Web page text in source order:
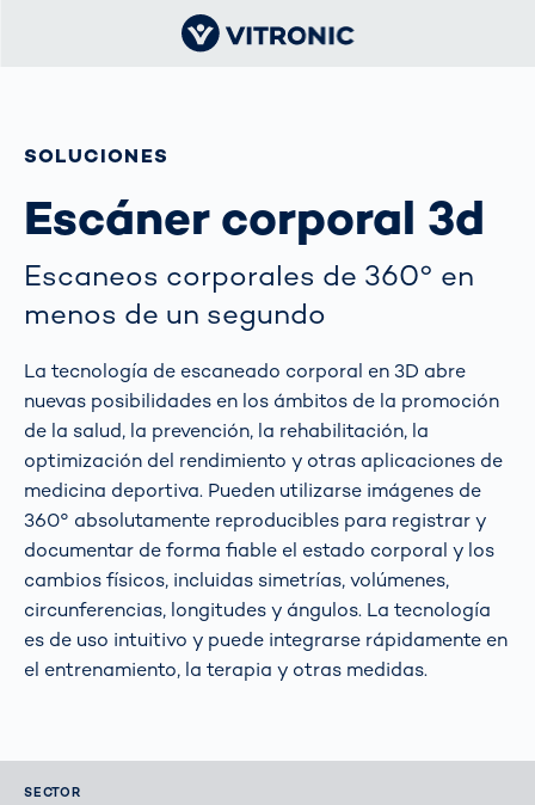
SOLUCIONES
Escáner corporal 3d
Escaneos corporales de 360° en
menos de un segundo
La tecnología de escaneado corporal en 3D abre
nuevas posibilidades en los ámbitos de la promoción
de la salud, la prevención, la rehabilitación, la
optimización del rendimiento y otras aplicaciones de
medicina deportiva. Pueden utilizarse imágenes de
360° absolutamente reproducibles para registrar y
documentar de forma fiable el estado corporal y los
cambios físicos, incluidas simetrías, volúmenes,
circunferencias, longitudes y ángulos. La tecnología
es de uso intuitivo y puede integrarse rápidamente en
el entrenamiento, la terapia y otras medidas.
SECTOR